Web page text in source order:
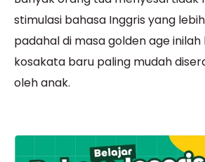
stimulasi bahasa Inggris yang
padahal di masa golden age inilah
kosakata baru paling mudah
oleh anak.